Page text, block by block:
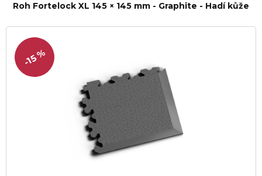
Roh Fortelock XL 145 × 145 mm - Graphite - Hadí kůže
-15 %